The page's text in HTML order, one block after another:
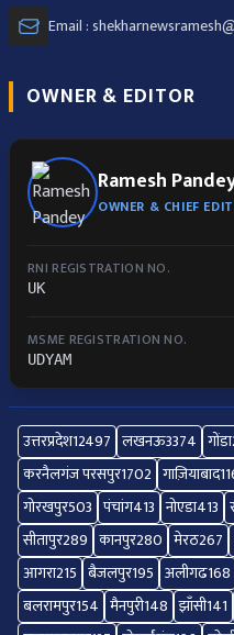
Email :
OWNER & EDITOR
Ramesh
OWNER & CHIEF
RNI REGISTRATION NO.
UK
MSME REGISTRATION NO.
UDYAM
उत्तरप्रदेश12497 लखनऊ3374 गोंडा
करनैलगंज परसपुर1702 गाज़ियाबाद
गोरखपुर503 पंचांग413 नोएडा413
सीतापुर289 कानपुर280 मेरठ267
आगरा215 बैजलपुर195 अलीगढ168
बलरामपुर154 मैनपुरी148 झाँसी141